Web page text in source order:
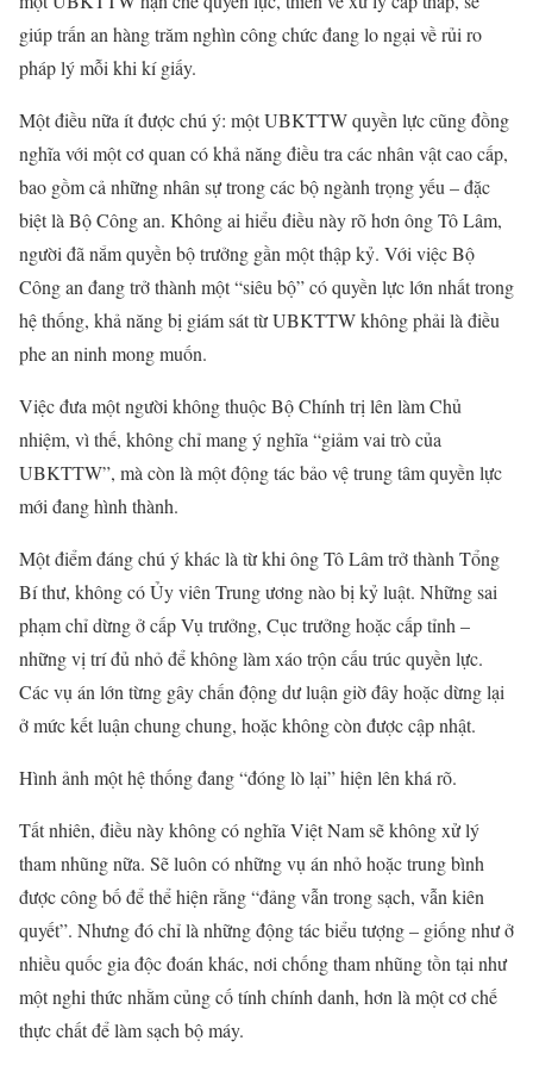
giúp trấn an hàng trăm nghìn công chức đang lo ngại về rủi ro
pháp lý mỗi khi kí giấy.
Một điều nữa ít được chú ý: một UBKTTW quyền lực cũng đồng
nghĩa với một cơ quan có khả năng điều tra các nhân vật cao cấp,
bao gồm cả những nhân sự trong các bộ ngành trọng yếu – đặc
biệt là Bộ Công an. Không ai hiểu điều này rõ hơn ông Tô Lâm,
người đã nắm quyền bộ trưởng gần một thập kỷ. Với việc Bộ
Công an đang trở thành một “siêu bộ” có quyền lực lớn nhất trong
hệ thống, khả năng bị giám sát từ UBKTTW không phải là điều
phe an ninh mong muốn.
Việc đưa một người không thuộc Bộ Chính trị lên làm Chủ
nhiệm, vì thế, không chỉ mang ý nghĩa “giảm vai trò của
UBKTTW”, mà còn là một động tác bảo vệ trung tâm quyền lực
mới đang hình thành.
Một điểm đáng chú ý khác là từ khi ông Tô Lâm trở thành Tổng
Bí thư, không có Ủy viên Trung ương nào bị kỷ luật. Những sai
phạm chỉ dừng ở cấp Vụ trưởng, Cục trưởng hoặc cấp tỉnh –
những vị trí đủ nhỏ để không làm xáo trộn cấu trúc quyền lực.
Các vụ án lớn từng gây chấn động dư luận giờ đây hoặc dừng lại
ở mức kết luận chung chung, hoặc không còn được cập nhật.
Hình ảnh một hệ thống đang “đóng lò lại” hiện lên khá rõ.
Tất nhiên, điều này không có nghĩa Việt Nam sẽ không xử lý
tham nhũng nữa. Sẽ luôn có những vụ án nhỏ hoặc trung bình
được công bố để thể hiện rằng “đảng vẫn trong sạch, vẫn kiên
quyết”. Nhưng đó chỉ là những động tác biểu tượng – giống như ở
nhiều quốc gia độc đoán khác, nơi chống tham nhũng tồn tại như
một nghi thức nhằm củng cố tính chính danh, hơn là một cơ chế
thực chất để làm sạch bộ máy.